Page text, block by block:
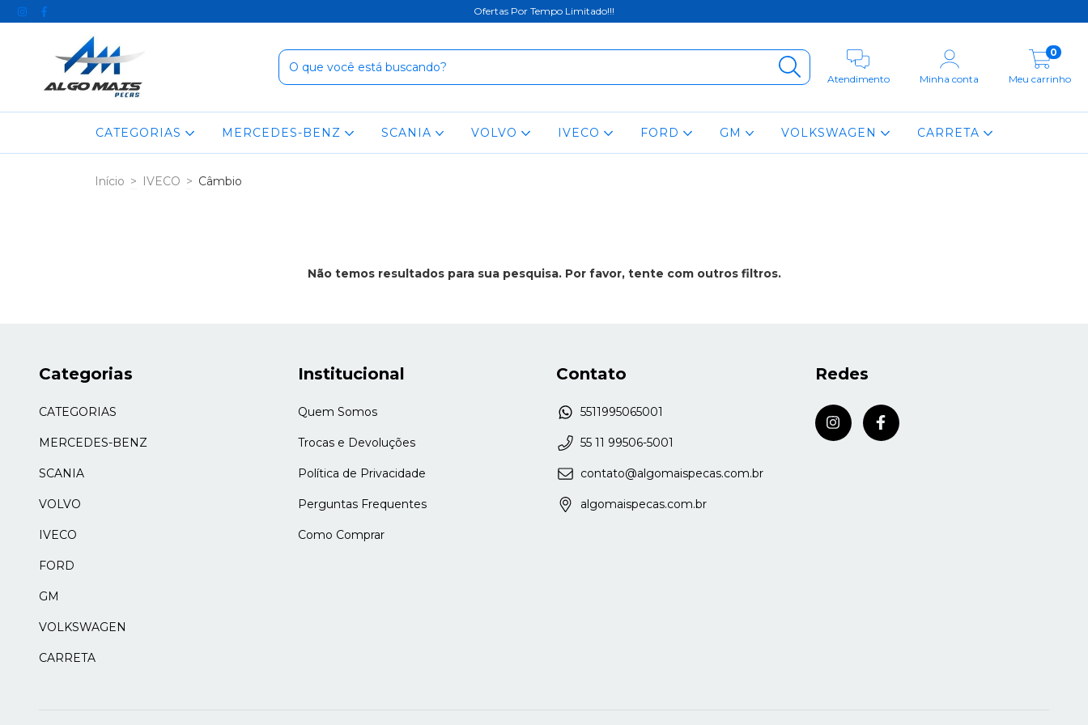
Ofertas Por Tempo Limitado!!!
Atendimento Minha conta Meu carrinho
0
CATEGORIAS MERCEDES-BENZ SCANIA VOLVO IVECO FORD GM VOLKSWAGEN CARRETA
Início > IVECO > Câmbio
Não temos resultados para sua pesquisa. Por favor, tente com outros filtros.
Categorias
CATEGORIAS
MERCEDES-BENZ
SCANIA
VOLVO
IVECO
FORD
GM
VOLKSWAGEN
CARRETA
Institucional
Quem Somos
Trocas e Devoluções
Política de Privacidade
Perguntas Frequentes
Como Comprar
Contato
5511995065001
55 11 99506-5001
contato@algomaispecas.com.br
algomaispecas.com.br
Redes